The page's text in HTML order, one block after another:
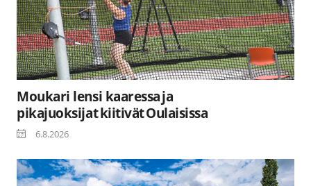
Moukari lensi kaaressa ja
pikajuoksijat kiitivät Oulaisissa
6.8.2026